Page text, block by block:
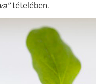
tételében.